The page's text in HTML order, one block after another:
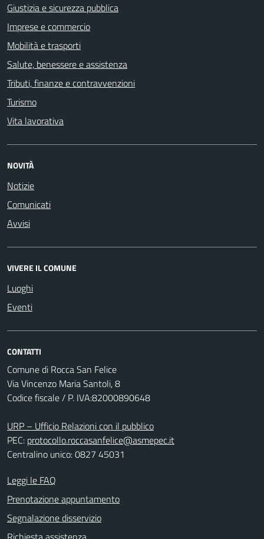
Giustizia e sicurezza pubblica
Imprese e commercio
Mobilità e trasporti
Salute, benessere e assistenza
Tributi, finanze e contravvenzioni
Turismo
Vita lavorativa
NOVITÀ
Notizie
Comunicati
Avvisi
VIVERE IL COMUNE
Luoghi
Eventi
CONTATTI
Comune di Rocca San Felice
Via Vincenzo Maria Santoli, 8
Codice fiscale / P. IVA:82000890648
URP – Ufficio Relazioni con il pubblico
PEC: protocollo.roccasanfelice@asmepec.it
Centralino unico: 0827 45031
Leggi le FAQ
Prenotazione appuntamento
Segnalazione disservizio